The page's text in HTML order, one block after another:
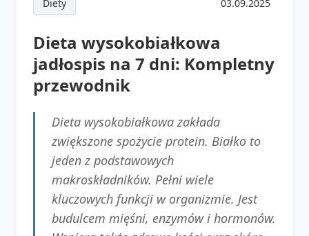
Diety 03.09.2025
Dieta wysokobiałkowa
jadłospis na 7 dni: Kompletny
przewodnik
Dieta wysokobiałkowa zakłada
zwiększone spożycie protein. Białko to
jeden z podstawowych
makroskładników. Pełni wiele
kluczowych funkcji w organizmie. Jest
budulcem mięśni, enzymów i hormonów.